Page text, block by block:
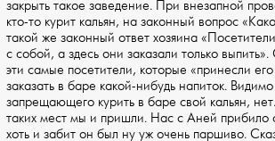
закрыть такое заведение. При внезапной
кто-то курит кальян, на законный вопрос
такой же законный ответ хозяина
с собой, а здесь они заказали только
эти самые посетители, которые «принесли
заказать в баре какой-нибудь напиток.
запрещающего курить в баре свой кальян,
таких мест мы и пришли. Нас с Аней прибило
хоть и забит он был ну уж очень паршиво.